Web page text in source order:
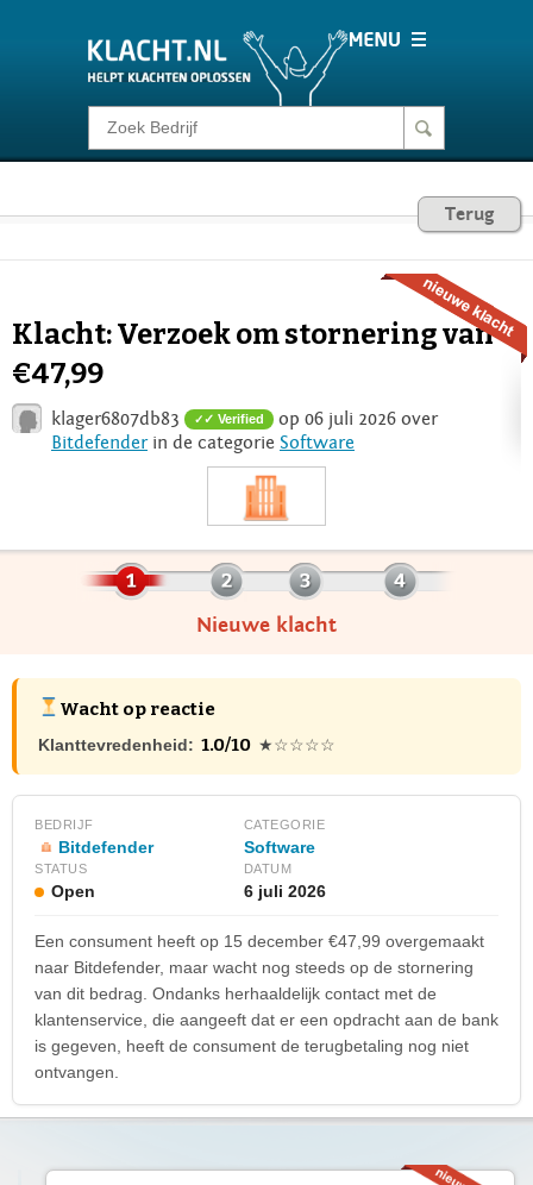
Klacht melden
Consumentenrecht
Voor Bedrijven
Login
Terug
Klacht: Verzoek om stornering van
€47,99
klager6807db83 ✓ Verified
op 06 juli 2026 over
Bitdefenderin de categorie Software
Nieuwe klacht
Wacht op reactie
Klanttevredenheid: 1.0/10 ★☆☆☆☆
BEDRIJF
Bitdefender
CATEGORIE
Software
STATUS
Open
DATUM
6 juli 2026
Een consument heeft op 15 december €47,99 overgemaakt
naar Bitdefender, maar wacht nog steeds op de stornering
van dit bedrag. Ondanks herhaaldelijk contact met de
klantenservice, die aangeeft dat er een opdracht aan de bank
is gegeven, heeft de consument de terugbetaling nog niet
ontvangen.